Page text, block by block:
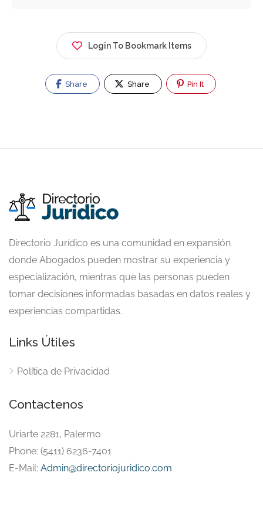
Login To Bookmark Items
Share Share Pin It
Directorio Jurídico es una comunidad en expansión
donde Abogados pueden mostrar su experiencia y
especialización, mientras que las personas pueden
tomar decisiones informadas basadas en datos reales y
experiencias compartidas.
Links Útiles
Política de Privacidad
Contactenos
Uriarte 2281, Palermo
Phone: (5411) 6236-7401
E-Mail: Admin@directoriojuridico.com